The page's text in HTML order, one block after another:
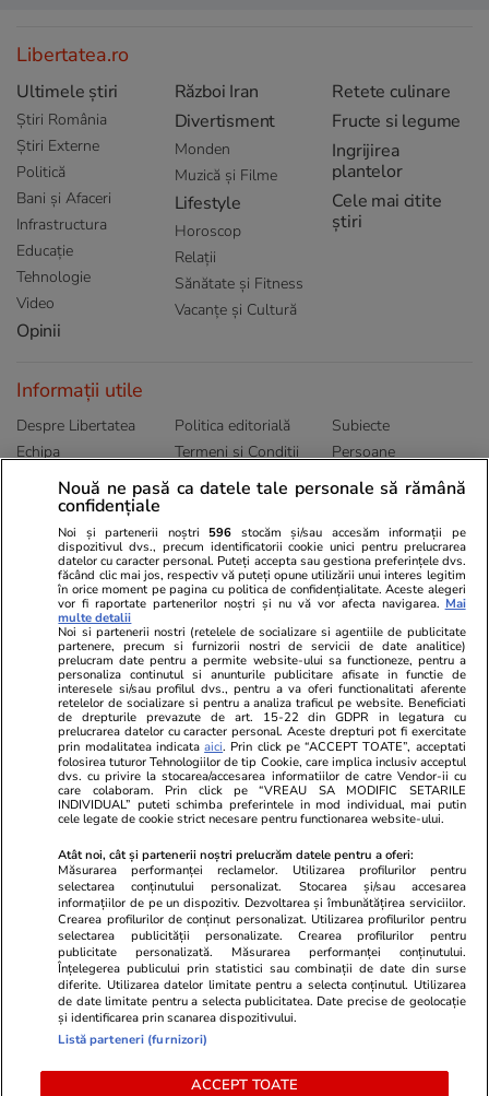
Libertatea.ro
Ultimele știri
Știri România
Știri Externe
Politică
Bani și Afaceri
Infrastructura
Educație
Tehnologie
Video
Opinii
Război Iran
Divertisment
Monden
Muzică și Filme
Lifestyle
Horoscop
Relații
Sănătate și Fitness
Vacanțe și Cultură
Retete culinare
Fructe si legume
Ingrijirea
plantelor
Cele mai citite
știri
Informații utile
Despre Libertatea
Echipa
Publicitate
Politica de
Politica editorială
Termeni și Conditii
Abonamente
Subiecte
Persoane
Sitemap
Ringier România
Libertatea pentru
Unica.ro
Program TV
Avantaje
ELLE
Gazeta Sporturilor
Stiri mondene
Calculator sarcina
Ajută Copiii
Locuri de muncă
Imobiliare.ro
Jobradar24
Imoradar24
Colecții Libertatea
Pariază responsabil! Decizia ONJN nr. 821/25.09.2025.
Jocurile de noroc sunt interzise minorilor.
© 2026 Ringier Romania. Toate drepturile rezervate
Actualizare preferințe cookies
Nouă ne pasă ca datele tale personale să rămână
confidențiale
Noi și partenerii noștri 596 stocăm și/sau accesăm informații pe
dispozitivul dvs., precum identificatorii cookie unici pentru prelucrarea
datelor cu caracter personal. Puteți accepta sau gestiona preferințele dvs.
făcând clic mai jos, respectiv vă puteți opune utilizării unui interes legitim
în orice moment pe pagina cu politica de confidențialitate. Aceste alegeri
vor fi raportate partenerilor noștri și nu vă vor afecta navigarea. Mai
multe detalii
Noi si partenerii nostri (retelele de socializare si agentiile de publicitate
partenere, precum si furnizorii nostri de servicii de date analitice)
prelucram date pentru a permite website-ului sa functioneze, pentru a
personaliza continutul si anunturile publicitare afisate in functie de
interesele si/sau profilul dvs., pentru a va oferi functionalitati aferente
retelelor de socializare si pentru a analiza traficul pe website. Beneficiati
de drepturile prevazute de art. 15-22 din GDPR in legatura cu
prelucrarea datelor cu caracter personal. Aceste drepturi pot fi exercitate
prin modalitatea indicataaici. Prin click pe “ACCEPT TOATE”, acceptati
folosirea tuturor Tehnologiilor de tip Cookie, care implica inclusiv acceptul
dvs. cu privire la stocarea/accesarea informatiilor de catre Vendor-ii cu
care colaboram. Prin click pe “VREAU SA MODIFIC SETARILE
INDIVIDUAL” puteti schimba preferintele in mod individual, mai putin
cele legate de cookie strict necesare pentru functionarea website-ului.
Atât noi, cât și partenerii noștri prelucrăm datele pentru a oferi:
Măsurarea performanței reclamelor. Utilizarea profilurilor pentru
selectarea conținutului personalizat. Stocarea și/sau accesarea
informațiilor de pe un dispozitiv. Dezvoltarea și îmbunătățirea serviciilor.
Crearea profilurilor de conținut personalizat. Utilizarea profilurilor pentru
selectarea publicității personalizate. Crearea profilurilor pentru
publicitate personalizată. Măsurarea performanței conținutului.
Înțelegerea publicului prin statistici sau combinații de date din surse
diferite. Utilizarea datelor limitate pentru a selecta conținutul. Utilizarea
de date limitate pentru a selecta publicitatea. Date precise de geolocație
și identificarea prin scanarea dispozitivului.
Listă parteneri (furnizori)
ACCEPT TOATE